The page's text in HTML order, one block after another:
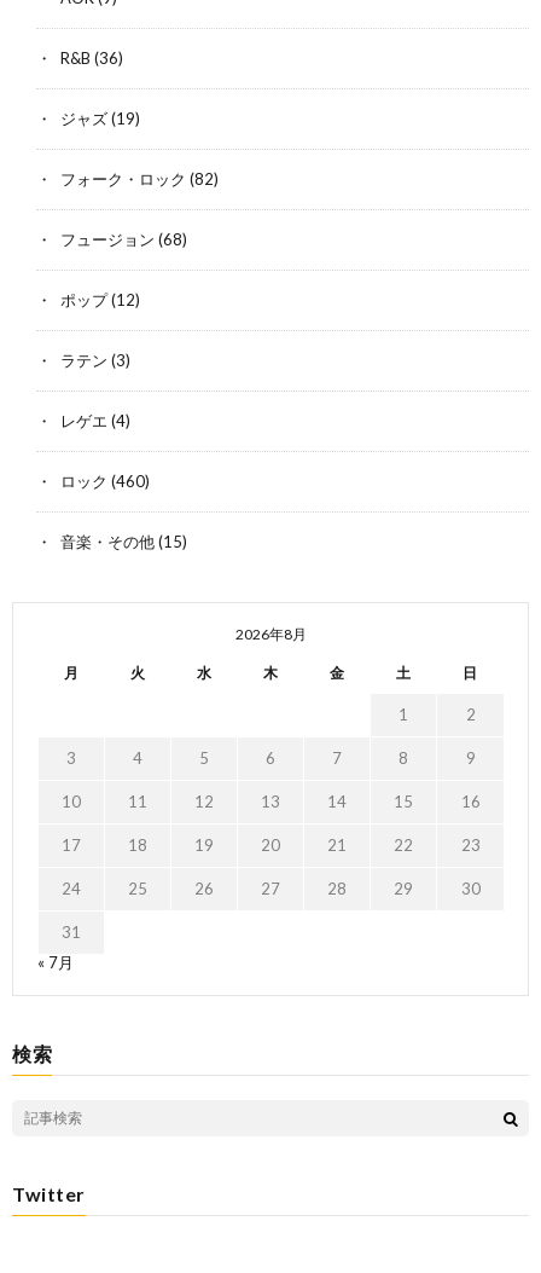
R&B (36)
ジャズ(19)
フォーク・ロック (82)
フュージョン (68)
ポップ(12)
ラテン (3)
レゲエ (4)
ロック (460)
音楽・その他(15)
2026年8月
月 火 水 木 金 土 日
1 2
3 4 5 6 7 8 9
10 11 12 13 14 15 16
17 18 19 20 21 22 23
24 25 26 27 28 29 30
31
« 7月
検索
Twitter